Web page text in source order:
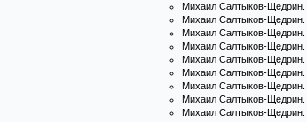
Михаил Салтыков-Щедрин.
Михаил Салтыков-Щедрин.
Михаил Салтыков-Щедрин.
Михаил Салтыков-Щедрин.
Михаил Салтыков-Щедрин.
Михаил Салтыков-Щедрин.
Михаил Салтыков-Щедрин.
Михаил Салтыков-Щедрин.
Михаил Салтыков-Щедрин.